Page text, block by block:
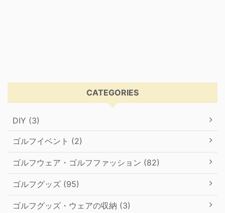
CATEGORIES
DIY (3)
ゴルフイベント (2)
ゴルフウェア・ゴルフファッション (82)
ゴルフグッズ (95)
ゴルフグッズ・ウェアの収納 (3)